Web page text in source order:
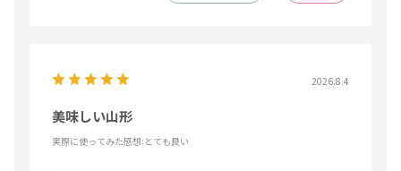
2026.8.4
美味しい山形
実際に使ってみた感想:とても良い